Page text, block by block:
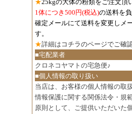
★25kgの大体の粉類をご注文頂
1体につき500円(税込)の送料を
確定メールにて送料を変更しメ
す。
★詳細は コチラのページでご確
■宅配業者
クロネコヤマトの宅急便♪
■個人情報の取り扱い
当店は、お客様の個人情報の取
情報保護に関する関係法令・規
原則として、ご提供いただいた